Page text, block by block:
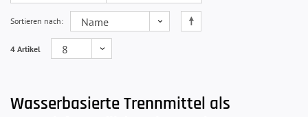
Sortieren nach
4 Artikel
Wasserbasierte Trennmittel als